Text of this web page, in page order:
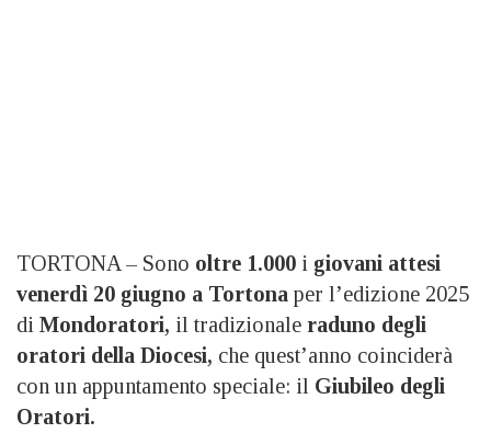
TORTONA – Sono oltre 1.000 i giovani attesi
venerdì 20 giugno a Tortona per l’edizione 2025
di Mondoratori, il tradizionale raduno degli
oratori della Diocesi, che quest’anno coinciderà
con un appuntamento speciale: il Giubileo degli
Oratori.